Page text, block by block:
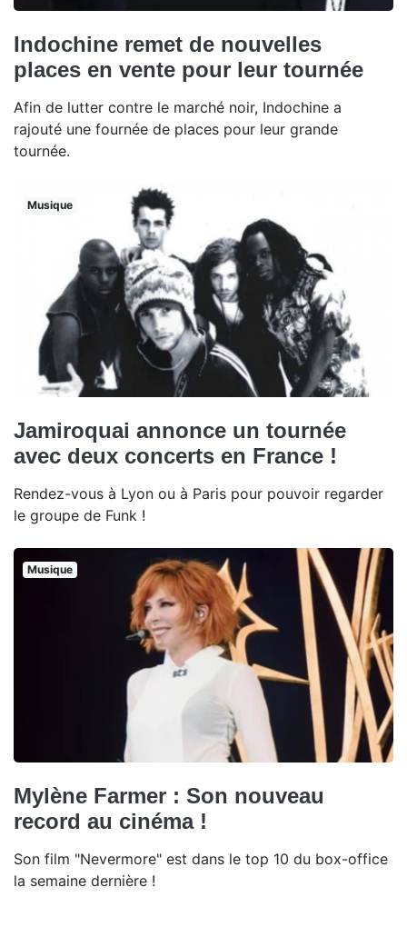
Indochine remet de nouvelles
places en vente pour leur tournée
Afin de lutter contre le marché noir, Indochine a
rajouté une fournée de places pour leur grande
tournée.
Musique
Jamiroquai annonce un tournée
avec deux concerts en France !
Rendez-vous à Lyon ou à Paris pour pouvoir regarder
le groupe de Funk !
Musique
Mylène Farmer : Son nouveau
record au cinéma !
Son film "Nevermore" est dans le top 10 du box-office
la semaine dernière !